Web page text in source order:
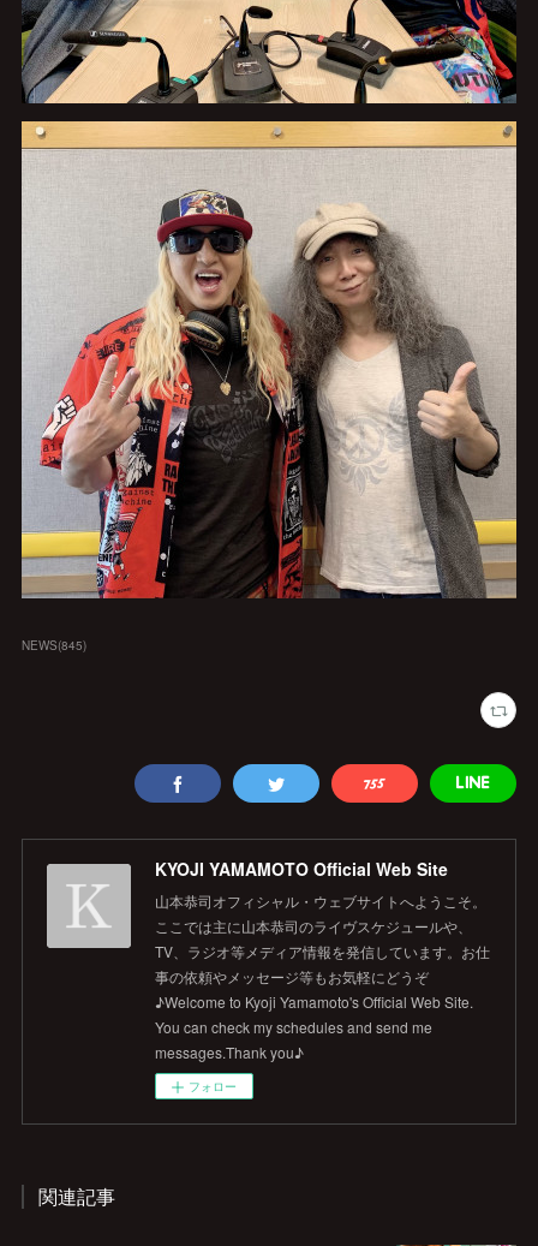
NEWS(845)
KYOJI YAMAMOTO Official Web Site
山本恭司オフィシャル・ウェブサイトへようこそ。
ここでは主に山本恭司のライヴスケジュールや、
TV、ラジオ等メディア情報を発信しています。お仕
事の依頼やメッセージ等もお気軽にどうぞ
♪Welcome to Kyoji Yamamoto's Official Web Site.
You can check my schedules and send me
messages.Thank you♪
フォロー
関連記事